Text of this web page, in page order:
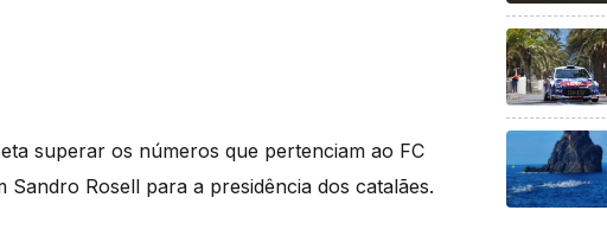
superar os números que pertenciam ao FC
Rosell para a presidência dos catalães.